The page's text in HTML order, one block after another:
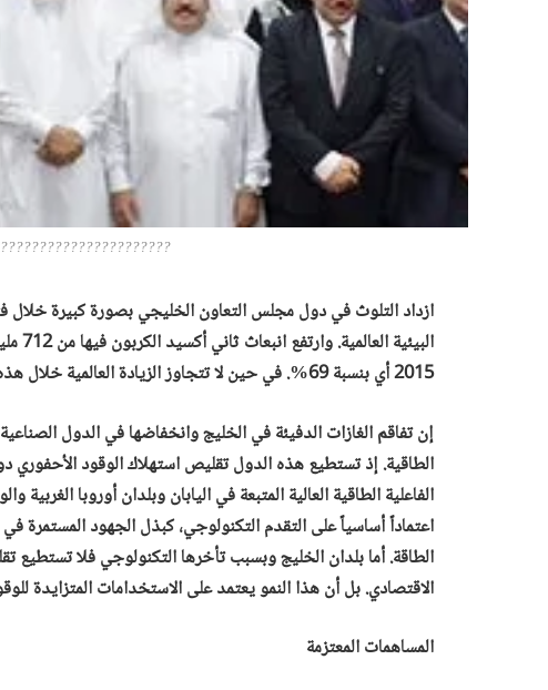
ازداد التلوث في دول مجلس التعاون الخليجي بصورة كبيرة خلال
2015 أي بنسبة 69%. في حين لا تتجاوز الزيادة العالمية خلال هذه الفترة 17%.
إن تفاقم الغازات الدفيئة في الخليج وانخفاضها في الدول
الطاقية. إذ تستطيع هذه الدول تقليص استهلاك الوقود الأحفوري
الفاعلية الطاقية العالية المتبعة في اليابان وبلدان أوروبا
اعتماداً أساسياً على التقدم التكنولوجي، كبذل الجهود
الطاقة. أما بلدان الخليج وبسبب تأخرها التكنولوجي فلا تستطيع
الاقتصادي. بل أن هذا النمو يعتمد على الاستخدامات المتزايدة
المساهمات المعتزمة